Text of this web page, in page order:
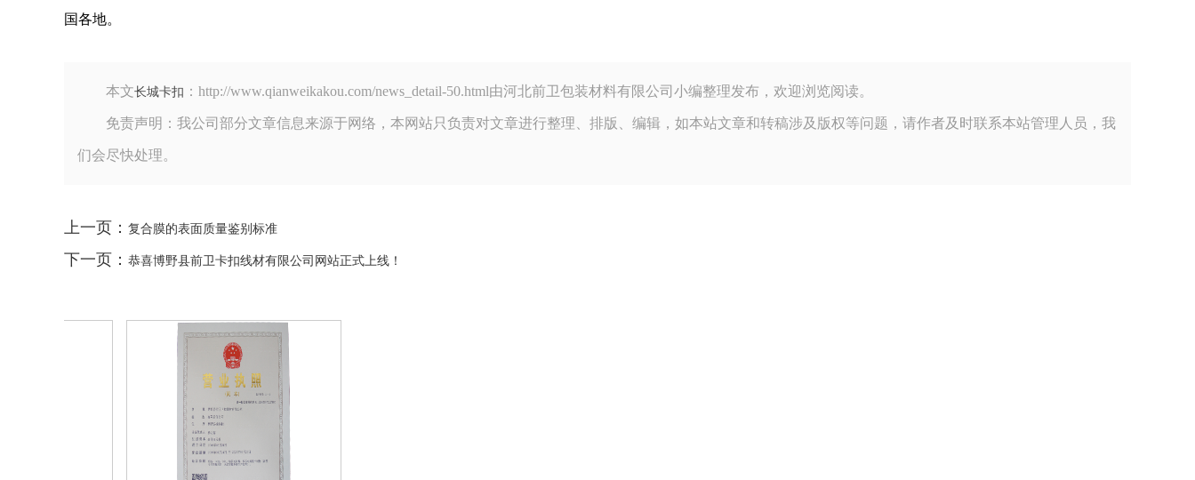
国各地。
本文长城卡扣 ：http://www.qianweikakou.com/news_detail-50.html由河北前卫包装材料有限公司小编整理发布，欢迎浏览阅读。
免责声明：我公司部分文章信息来源于网络，本网站只负责对文章进行整理、排版、编辑，如本站文章和转稿涉及版权等问题，请作者及时联系本站管理人员，我
们会尽快处理。
上一页： 复合膜的表面质量鉴别标准
下一页： 恭喜博野县前卫卡扣线材有限公司网站正式上线！